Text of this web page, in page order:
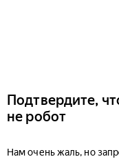
Подтвердите,
не робот
Нам очень жаль, но